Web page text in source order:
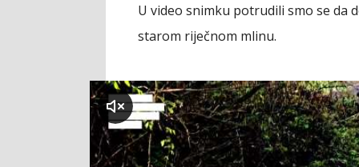
U video snimku potrudili smo se da
starom riječnom mlinu.
klikni za zvuk